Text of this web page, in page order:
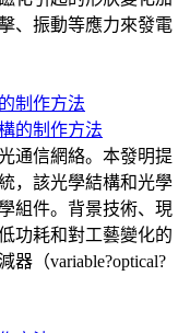
、振動等應力來發電
制作方法
通信網絡。本發明提
，該光學結構和光學
組件。背景技術、現
功耗和對工藝變化的
（variable?optical?